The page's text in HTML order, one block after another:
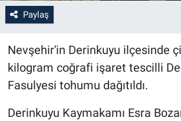
Paylaş
Nevşehir'in Derinkuyu ilçesinde
kilogram coğrafi işaret tescilli
Fasulyesi tohumu dağıtıldı.
Derinkuyu Kaymakamı Esra
Medya
Teknoloji